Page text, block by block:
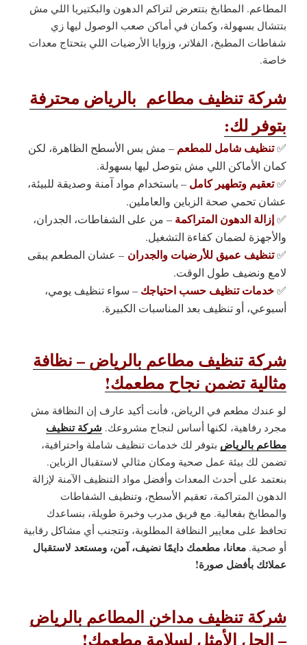
المطاعم. المطابخ بتتعرض لتراكم الدهون والبكتيريا اللي مش
بتتشال بسهولة، وكمان في أماكن صعب الوصول ليها زي
شفاطات المطبخ، الفلاتر، وزوايا الأرضيات اللي بتحتاج معدات
خاصة.
شركة تنظيف مطاعم بالرياض محترفة
بتوفر لك:
✅تنظيف شامل للمطعم – مش بس الأسطح الظاهرة، لكن
كمان الأماكن اللي مش بتوصل ليها بسهولة.
✅تعقيم وتطهير كامل – باستخدام مواد آمنة وصديقة للبيئة،
عشان تحمي صحة الزباين والعاملين.
✅إزالة الدهون المتراكمة – من على الشفاطات، الجدران،
والأجهزة لضمان كفاءة التشغيل.
✅تنظيف عميق للأرضيات والجدران – عشان المطعم يبقى
لامع ونضيف طول الوقت.
✅خدمات تنظيف حسب احتياجك – سواء تنظيف يومي،
أسبوعي، أو تنظيف بعد المناسبات الكبيرة.
شركة تنظيف مطاعم بالرياض – نظافة
مثالية تضمن نجاح مطعمك!
لو عندك مطعم في الرياض، فأنت أكيد عارف إن النظافة مش
مجرد رفاهية، لكنها أساس لنجاح مشروعك. شركة تنظيف
مطاعم بالرياض بتوفر لك خدمات تنظيف شاملة واحترافية،
تضمن لك بيئة عمل صحية ومكان مثالي لاستقبال الزباين.
بنعتمد على أحدث المعدات وأفضل مواد التنظيف الآمنة لإزالة
الدهون المتراكمة، تعقيم الأسطح، وتنظيف الشفاطات
والمطابخ بفعالية. مع فريق مدرب وخبرة طويلة، بنساعدك
تحافظ على معايير النظافة المطلوبة، وتتجنب أي مشاكل رقابية
أو صحية. معانا، مطعمك دايمًا نضيف، آمن، ومستعد لاستقبال
عملائك بأفضل صورة!
شركة تنظيف مداخن المطاعم بالرياض
– الحل الأمثل لسلامة مطعمك!